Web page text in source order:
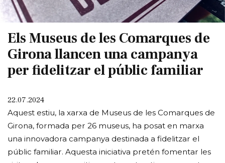
Els Museus de les Comarques de
Girona llancen una campanya
per fidelitzar el públic familiar
22.07.2024
Aquest estiu, la xarxa de Museus de les Comarques de
Girona, formada per 26 museus, ha posat en marxa
una innovadora campanya destinada a fidelitzar el
públic familiar. Aquesta iniciativa pretén fomentar les